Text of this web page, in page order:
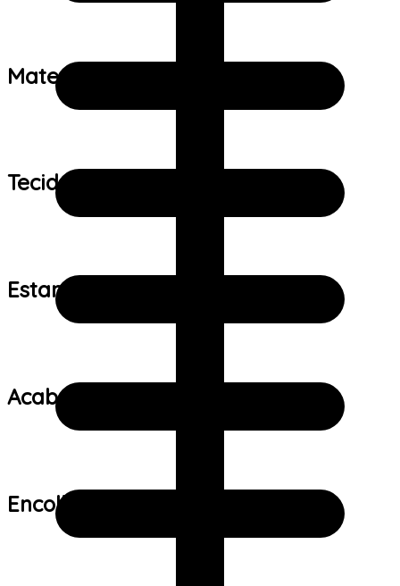
Material:
Tecido:
Estampa:
Acabamento:
Encolhimento: